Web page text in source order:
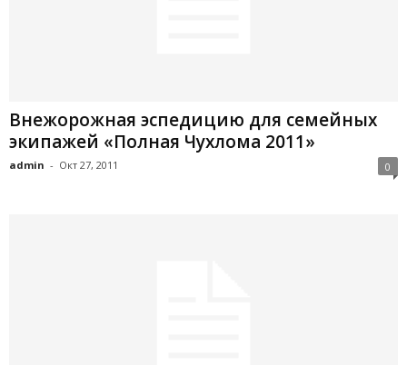
Внежорожная эспедицию для семейных
экипажей «Полная Чухлома 2011»
admin - Окт 27, 2011 0